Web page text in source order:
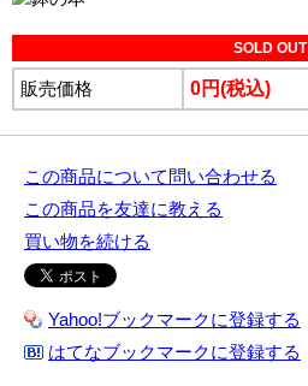
SOLD OUT
販売価格 0円(税込)
この商品について問い合わせる
この商品を友達に教える
買い物を続ける
Yahoo!ブックマークに登録する
はてなブックマークに登録する